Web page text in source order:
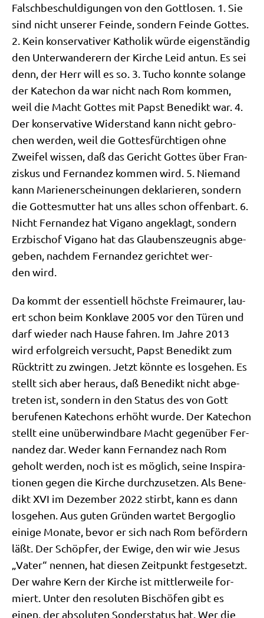
Falsch­be­schul­di­gun­gen von den Gott­lo­sen. 1. Sie
sind nicht unse­rer Fein­de, son­dern Fein­de Got­tes.
2. Kein kon­ser­va­ti­ver Katho­lik wür­de eigen­stän­dig
den Unter­wan­de­rern der Kir­che Leid antun. Es sei
denn, der Herr will es so. 3. Tucho konn­te solan­ge
der Kat­echon da war nicht nach Rom kom­men,
weil die Macht Got­tes mit Papst Bene­dikt war. 4.
Der kon­ser­va­ti­ve Wider­stand kann nicht gebro­
chen wer­den, weil die Got­tes­fürch­ti­gen ohne
Zwei­fel wis­sen, daß das Gericht Got­tes über Fran­
zis­kus und Fer­nan­dez kom­men wird. 5. Nie­mand
kann Mari­en­er­schei­nun­gen dekla­rie­ren, son­dern
die Got­tes­mut­ter hat uns alles schon offen­bart. 6.
Nicht Fer­nan­dez hat Vig­a­no ange­klagt, son­dern
Erz­bi­schof Vig­a­no hat das Glau­bens­zeug­nis abge­
ge­ben, nach­dem Fer­nan­dez gerich­tet wer­
den wird.
Da kommt der essen­ti­ell höch­ste Frei­mau­rer, lau­
ert schon beim Kon­kla­ve 2005 vor den Türen und
darf wie­der nach Hau­se fah­ren. Im Jah­re 2013
wird erfolg­reich ver­sucht, Papst Bene­dikt zum
Rück­tritt zu zwin­gen. Jetzt könn­te es los­ge­hen. Es
stellt sich aber her­aus, daß Bene­dikt nicht abge­
tre­ten ist, son­dern in den Sta­tus des von Gott
beru­fe­nen Kat­echons erhöht wur­de. Der Kat­echon
stellt eine unüber­wind­ba­re Macht gegen­über Fer­
nan­dez dar. Weder kann Fer­nan­dez nach Rom
geholt wer­den, noch ist es mög­lich, sei­ne Inspi­ra­
tio­nen gegen die Kir­che durch­zu­set­zen. Als Bene­
dikt XVI im Dezem­ber 2022 stirbt, kann es dann
los­ge­hen. Aus guten Grün­den war­tet Berg­o­glio
eini­ge Mona­te, bevor er sich nach Rom beför­dern
läßt. Der Schöp­fer, der Ewi­ge, den wir wie Jesus
„Vater“ nen­nen, hat die­sen Zeit­punkt fest­ge­setzt.
Der wah­re Kern der Kir­che ist mitt­ler­wei­le for­
miert. Unter den reso­lu­ten Bischö­fen gibt es
einen, der abso­lu­ten Son­der­sta­tus hat. Wer die